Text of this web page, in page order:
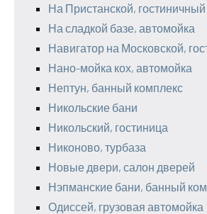
На Пристанской,
На сладкой базе, автомойка
Навигатор на Московской,
Нано-мойка кох, автомойка
Нептун, банный комплекс
Никольские бани
Никольский, гостиница
Никоново, турбаза
Новые двери, салон дверей
Нэпманские бани, банный
Одиссей, грузовая автомойка